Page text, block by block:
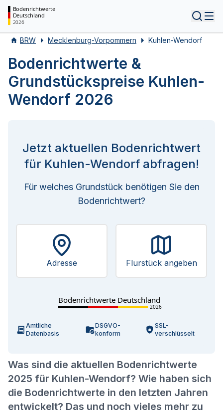
Bodenrichtwerte
Deutschland
2026
BRW Mecklenburg-Vorpommern Kuhlen-Wendorf
Bodenrichtwerte &
Grundstückspreise Kuhlen-
Wendorf 2026
Was sind die aktuellen Bodenrichtwerte
2025 für Kuhlen-Wendorf? Wie haben sich
die Bodenrichtwerte in den letzten Jahren
entwickelt? Das und noch vieles mehr zu
Jetzt aktuellen Bodenrichtwert
für Kuhlen-Wendorf abfragen!
Für welches Grundstück benötigen Sie den
Bodenrichtwert?
Adresse Flurstück angeben
Bodenrichtwerte Deutschland
2026
Amtliche
Datenbasis
DSGVO-
konform
SSL-
verschlüsselt